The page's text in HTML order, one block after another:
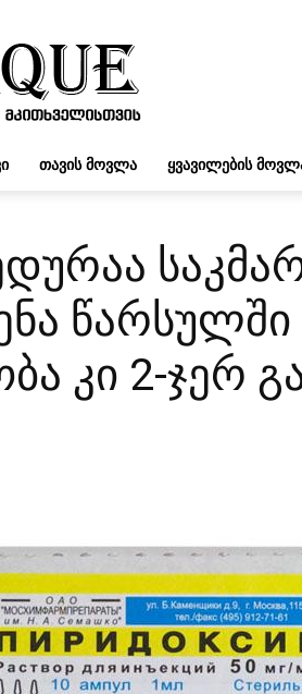
UNIQUE.GE
ᲗᲐᲕᲘᲡ ᲛᲝᲕᲚᲐ ᲧᲕᲐᲕᲘᲚᲔᲑᲘᲡ
კი 2-ჯერ